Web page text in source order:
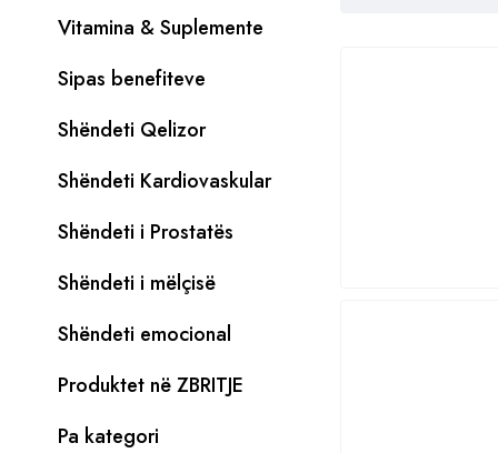
Vitamina & Suplemente
Sipas benefiteve
Shëndeti Qelizor
Shëndeti Kardiovaskular
Shëndeti i Prostatës
Shëndeti i mëlçisë
Shëndeti emocional
Produktet në ZBRITJE
Pa kategori